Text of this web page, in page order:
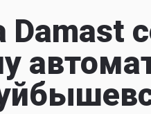
Распашные
Установка
рольставней
Damast